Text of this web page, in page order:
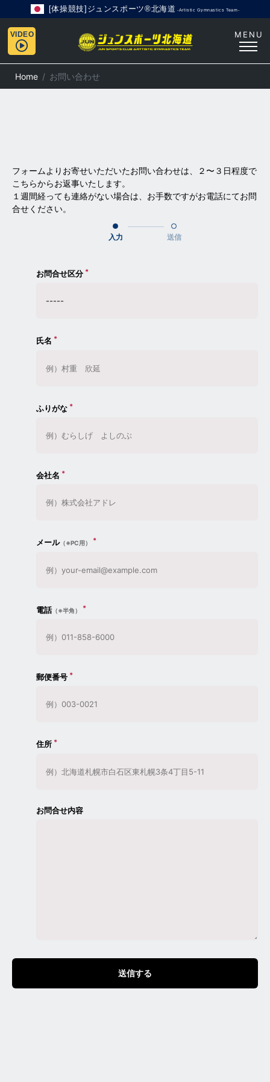
[体操競技]ジュンスポーツ®北海道 -Artistic Gymnastics Team-
MENU
VIDEO
Home お問い合わせ
フォームよりお寄せいただいたお問い合わせは、 ２〜３日程度で
こちらからお返事いたします。
１週間経っても連絡がない場合は、お手数ですがお電話にてお問
合せください。
入力 送信
お問合せ区分
氏名
ふりがな
会社名
メール（※PC用）
電話 （※半角）
郵便番号
住所
お問合せ内容